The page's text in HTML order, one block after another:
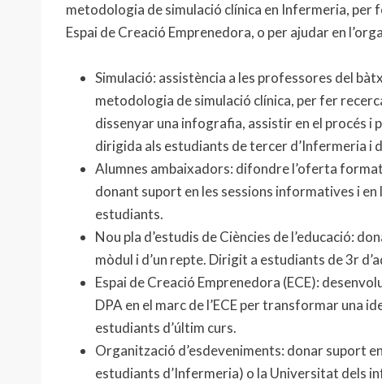
metodologia de simulació clínica en Infermeria, per
Espai de Creació Emprenedora, o per ajudar en
Simulació: assistència a les professores del
metodologia de simulació clínica, per fer
dissenyar una infografia, assistir en el procés
dirigida als estudiants de tercer d’Infermeria i
Alumnes ambaixadors: difondre l’oferta
donant suport en les sessions informatives i
estudiants.
Nou pla d’estudis de Ciències de l’educació:
mòdul i d’un repte. Dirigit a estudiants de 3r
Espai de Creació Emprenedora (ECE):
DPA en el marc de l’ECE per transformar una
estudiants d’últim curs.
Organització d’esdeveniments: donar suport
estudiants d’Infermeria) o la Universitat dels